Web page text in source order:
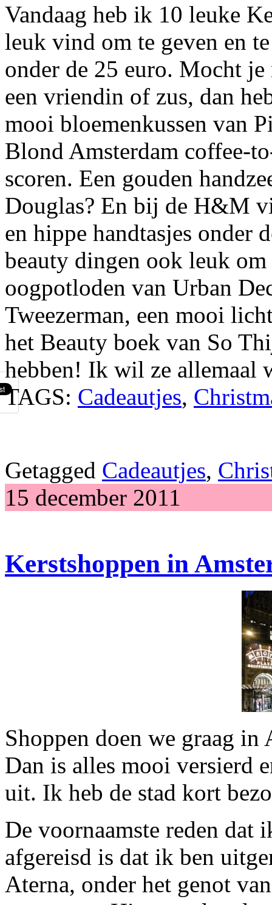
Vandaag heb ik 10 leuke
leuk vind om te geven en
onder de 25 euro. Mocht je
een vriendin of zus, dan
mooi bloemenkussen van
Blond Amsterdam coffee-
scoren. Een gouden
Douglas? En bij de H&M
en hippe handtasjes onder
beauty dingen ook leuk
oogpotloden van Urban
Tweezerman, een mooi
het Beauty boek van So
hebben! Ik wil ze allemaal
TAGS: Cadeautjes,
Getagged Cadeautjes,
15 december 2011
Kerstshoppen in
Shoppen doen we graag in
Dan is alles mooi versierd
uit. Ik heb de stad kort
De voornaamste reden dat
afgereisd is dat ik ben
Aterna, onder het genot